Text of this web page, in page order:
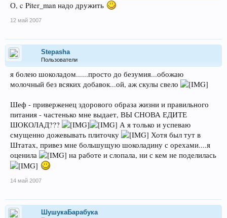
О, c Piter_man надо дружить
12 май 2007
Stepasha
Пользователи
я болею шоколадом......просто до безумия...обожаю
молочный без всяких добавок...ой, аж скулы свело
Шеф - приверженец здорового образа жизни и правильного
питания - частенько мне выдает, ВЫ СНОВА ЕДИТЕ
ШОКОЛАД???
А я только и успеваю
смущенно дожевывать плиточку
Хотя был тут в
Штатах, привез мне большущую шоколадину с орехами....я
оценила
на работе и слопала, ни с кем не поделилась
14 май 2007
ШушукаБарабука